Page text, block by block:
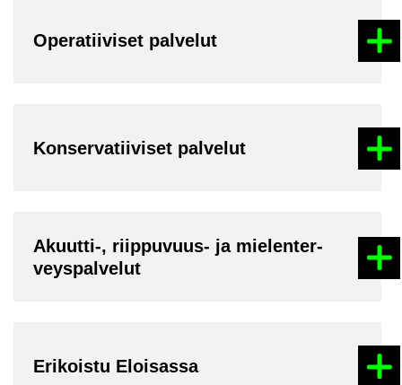
Ope­ra­tii­vi­set pal­ve­lut
Kon­ser­va­tii­vi­set pal­ve­lut
Akuutti-​, riippuvuus-​ ja mie­len­ter­
veys­pal­ve­lut
Eri­kois­tu Eloi­sas­sa